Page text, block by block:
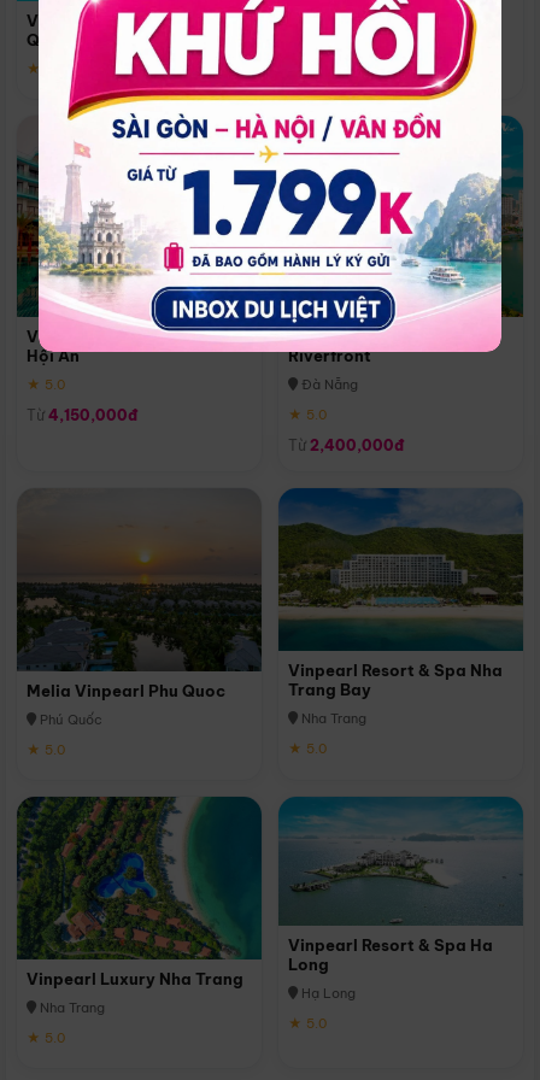
Vinpearl Resort & Spa Phu
Quoc
★ 5.0
Quoc
Phú Quốc
★ 5.0
Vinpearl Resort & Golf Nam
Hội An
★ 5.0
Từ 4,150,000đ
Melia Vinpearl Danang
Riverfront
Đà Nẵng
★ 5.0
Từ 2,400,000đ
Melia Vinpearl Phu Quoc
Phú Quốc
★ 5.0
Vinpearl Resort & Spa Nha
Trang Bay
Nha Trang
★ 5.0
Vinpearl Luxury Nha Trang
Nha Trang
★ 5.0
Vinpearl Resort & Spa Ha
Long
Hạ Long
★ 5.0